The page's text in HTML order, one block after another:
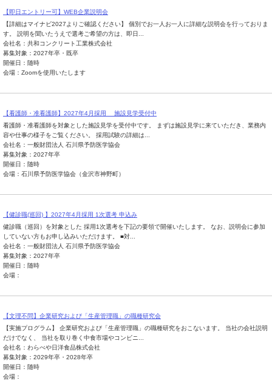
【即日エントリー可】WEB企業説明会
【詳細はマイナビ2027よりご確認ください】 個別でお一人お一人に詳細な説明会を行っておりま
す。 説明を聞いたうえで選考ご希望の方は、即日...
会社名：共和コンクリート工業株式会社
募集対象：2027年卒・既卒
開催日：随時
会場：Zoomを使用いたします
【看護師・准看護師】2027年4月採用 施設見学受付中
看護師・准看護師を対象とした施設見学を受付中です。 まずは施設見学に来ていただき、業務内
容や仕事の様子をご覧ください。 採用試験の詳細は...
会社名：一般財団法人 石川県予防医学協会
募集対象：2027年卒
開催日：随時
会場：石川県予防医学協会（金沢市神野町）
【健診職(巡回) 】2027年4月採用 1次選考 申込み
健診職（巡回）を対象とした 採用1次選考を下記の要領で開催いたします。 なお、説明会に参加
していない方もお申し込みいただけます。 ■対...
会社名：一般財団法人 石川県予防医学協会
募集対象：2027年卒
開催日：随時
会場：
【文理不問】企業研究および「生産管理職」の職種研究会
【実施プログラム】 企業研究および「生産管理職」の職種研究をおこないます。 当社の会社説明
だけでなく、 当社を取り巻く中食市場やコンビニ...
会社名：わらべや日洋食品株式会社
募集対象：2029年卒・2028年卒
開催日：随時
会場：